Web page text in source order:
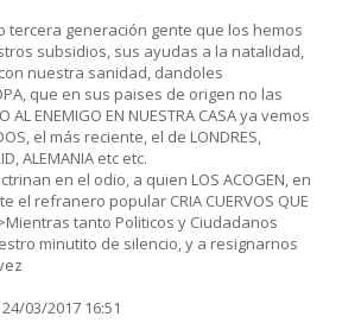
tercera generación gente que los hemos
subsidios, sus ayudas a la natalidad,
nuestra sanidad, dandoles
que en sus paises de origen no las
AL ENEMIGO EN NUESTRA CASA ya vemos
el más reciente, el de LONDRES,
ALEMANIA etc etc.
en el odio, a quien LOS ACOGEN, en
el refranero popular CRIA CUERVOS QUE
>Mientras tanto Politicos y Ciudadanos
minutito de silencio, y a resignarnos
03/2017 16:51